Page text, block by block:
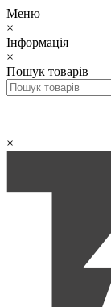
Меню
×
Інформація
×
Пошук товарів
×